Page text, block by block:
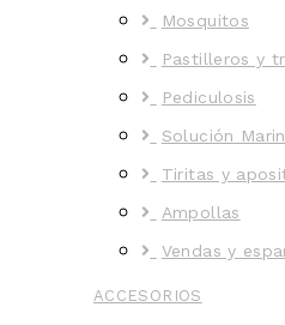
Mosquitos
Pastilleros y
Pediculosis
Solución
Tiritas y
Ampollas
Vendas y
ACCESORIOS